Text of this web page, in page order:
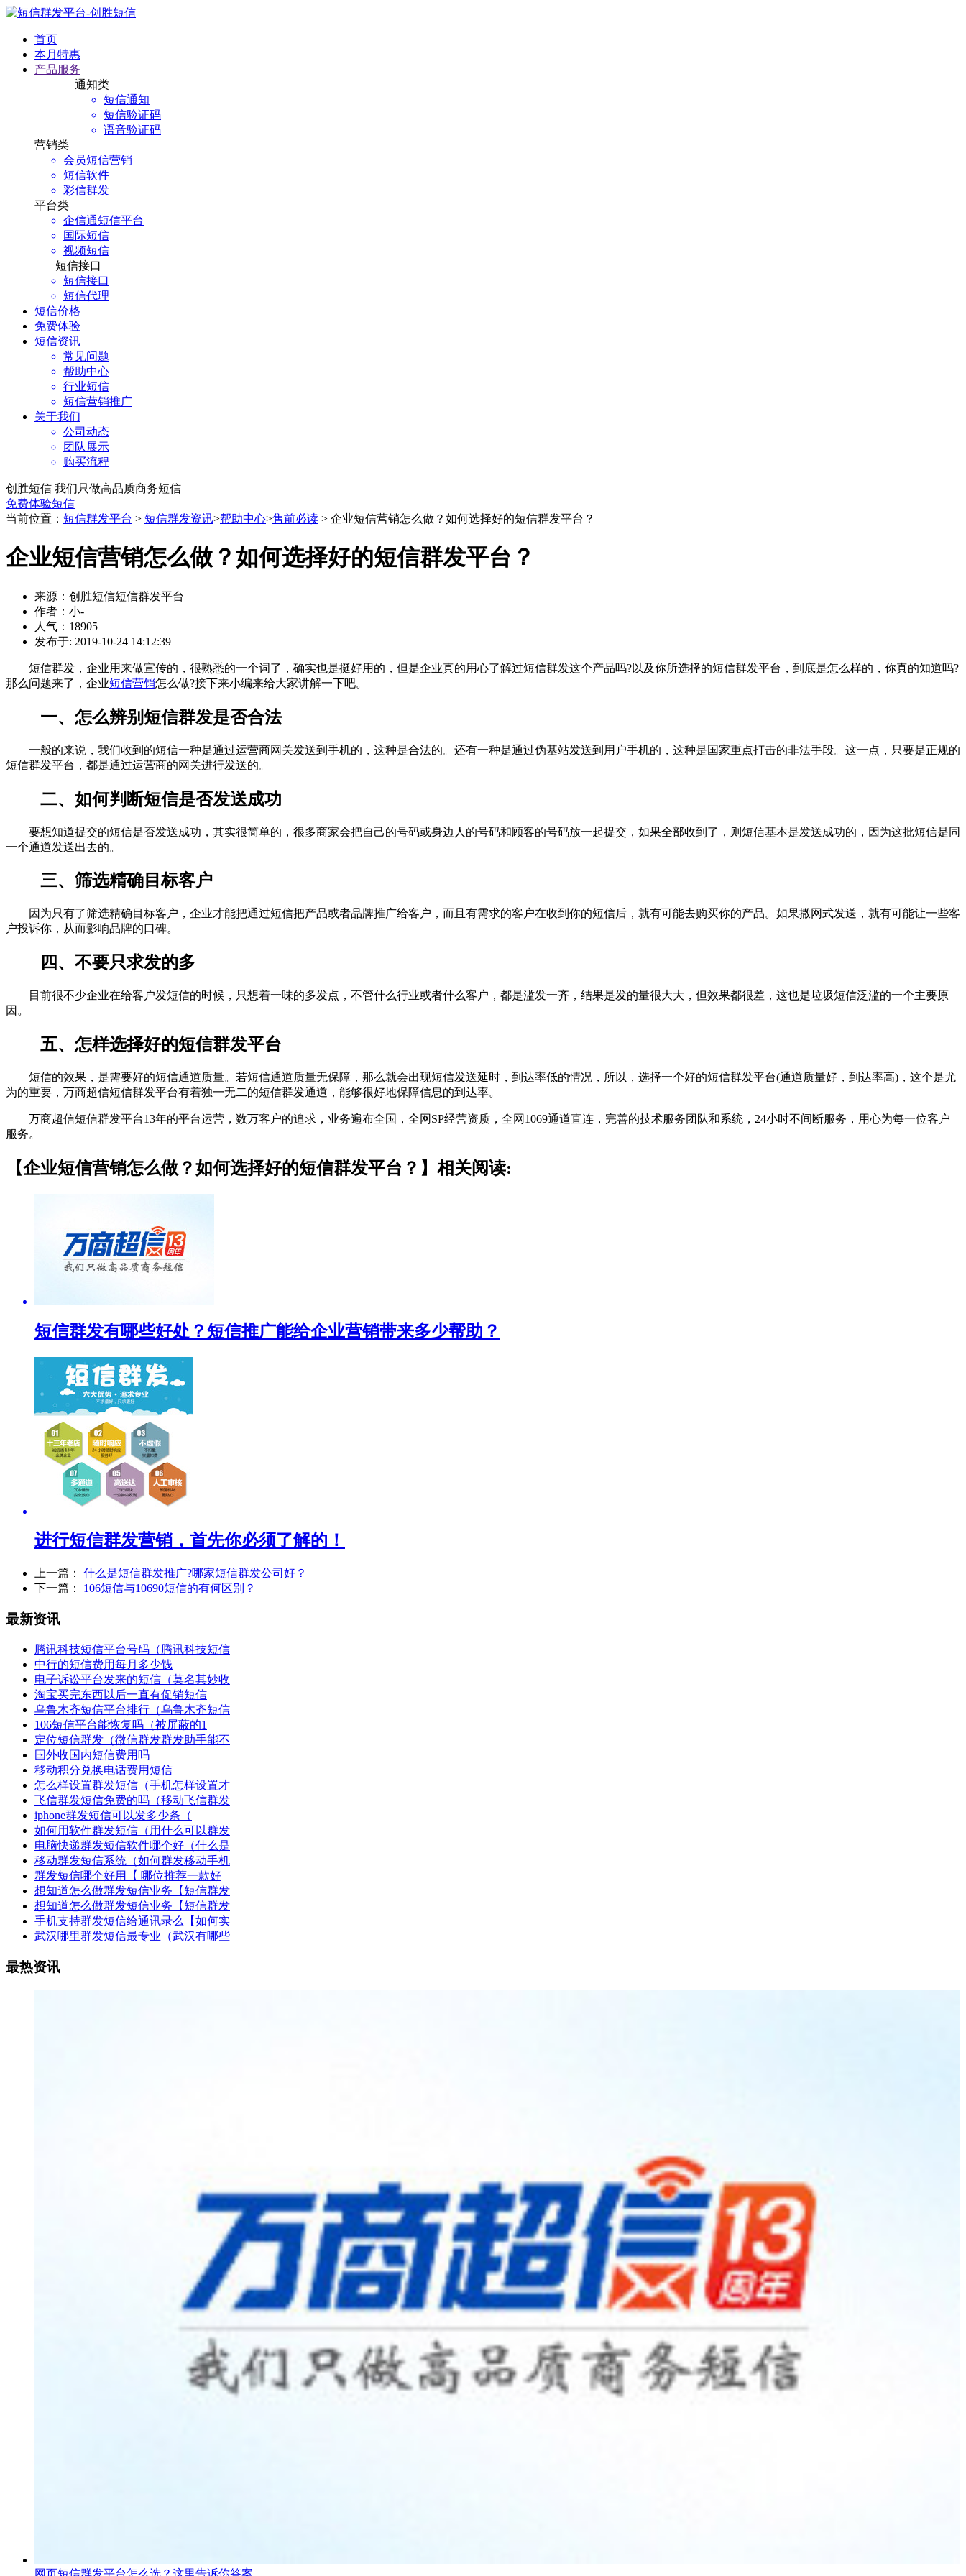
首页
本月特惠
产品服务
通知类
短信通知
短信验证码
语音验证码
营销类
会员短信营销
短信软件
彩信群发
平台类
企信通短信平台
国际短信
视频短信
短信接口
短信接口
短信代理
短信价格
免费体验
短信资讯
常见问题
帮助中心
行业短信
短信营销推广
关于我们
公司动态
团队展示
购买流程
创胜短信 我们只做高品质商务短信
免费体验短信
当前位置： 短信群发平台 > 短信群发资讯>帮助中心>售前必读 > 企业短信营销怎么做？如何选择好的短信群发平台？
企业短信营销怎么做？如何选择好的短信群发平台？
来源：创胜短信短信群发平台
作者：小-
人气：18905
发布于: 2019-10-24 14:12:39
短信群发，企业用来做宣传的，很熟悉的一个词了，确实也是挺好用的，但是企业真的用心了解过短信群发这个产品吗?以及你所选择的短信群发平台，到底是怎么样的，你真的知道吗?
那么问题来了，企业短信营销怎么做?接下来小编来给大家讲解一下吧。
一、怎么辨别短信群发是否合法
一般的来说，我们收到的短信一种是通过运营商网关发送到手机的，这种是合法的。还有一种是通过伪基站发送到用户手机的，这种是国家重点打击的非法手段。这一点，只要是正规的
短信群发平台，都是通过运营商的网关进行发送的。
二、如何判断短信是否发送成功
要想知道提交的短信是否发送成功，其实很简单的，很多商家会把自己的号码或身边人的号码和顾客的号码放一起提交，如果全部收到了，则短信基本是发送成功的，因为这批短信是同
一个通道发送出去的。
三、筛选精确目标客户
因为只有了筛选精确目标客户，企业才能把通过短信把产品或者品牌推广给客户，而且有需求的客户在收到你的短信后，就有可能去购买你的产品。如果撒网式发送，就有可能让一些客
户投诉你，从而影响品牌的口碑。
四、不要只求发的多
目前很不少企业在给客户发短信的时候，只想着一味的多发点，不管什么行业或者什么客户，都是滥发一齐，结果是发的量很大大，但效果都很差，这也是垃圾短信泛滥的一个主要原
因。
五、怎样选择好的短信群发平台
短信的效果，是需要好的短信通道质量。若短信通道质量无保障，那么就会出现短信发送延时，到达率低的情况，所以，选择一个好的短信群发平台(通道质量好，到达率高)，这个是尤
为的重要，万商超信短信群发平台有着独一无二的短信群发通道，能够很好地保障信息的到达率。
万商超信短信群发平台13年的平台运营，数万客户的追求，业务遍布全国，全网SP经营资质，全网1069通道直连，完善的技术服务团队和系统，24小时不间断服务，用心为每一位客户
服务。
【企业短信营销怎么做？如何选择好的短信群发平台？】相关阅读:
短信群发有哪些好处？短信推广能给企业营销带来多少帮助？
进行短信群发营销，首先你必须了解的！
上一篇： 什么是短信群发推广?哪家短信群发公司好？
下一篇： 106短信与10690短信的有何区别？
最新资讯
腾讯科技短信平台号码（腾讯科技短信
中行的短信费用每月多少钱
电子诉讼平台发来的短信（莫名其妙收
淘宝买完东西以后一直有促销短信
乌鲁木齐短信平台排行（乌鲁木齐短信
106短信平台能恢复吗（被屏蔽的1
定位短信群发（微信群发群发助手能不
国外收国内短信费用吗
移动积分兑换电话费用短信
怎么样设置群发短信（手机怎样设置才
飞信群发短信免费的吗（移动飞信群发
iphone群发短信可以发多少条（
如何用软件群发短信（用什么可以群发
电脑快递群发短信软件哪个好（什么是
移动群发短信系统（如何群发移动手机
群发短信哪个好用【 哪位推荐一款好
想知道怎么做群发短信业务【短信群发
想知道怎么做群发短信业务【短信群发
手机支持群发短信给通讯录么【如何实
武汉哪里群发短信最专业（武汉有哪些
最热资讯
网页短信群发平台怎么选？这里告诉你答案